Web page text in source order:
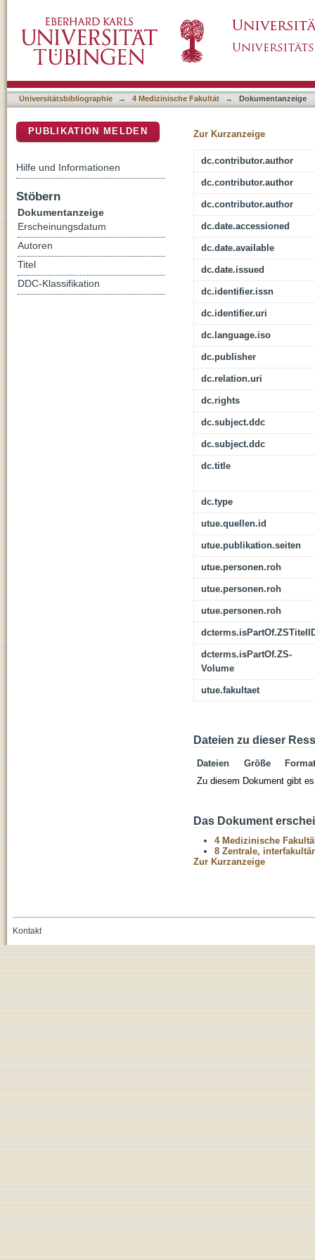
electric stimulation
Universitätsbibliographie → 4 Medizinische Fakultät → Dokumentanzeige
Zur Kurzanzeige
dc.contributor.author
dc.contributor.author
dc.contributor.author
dc.date.accessioned
dc.date.available
dc.date.issued
dc.identifier.issn
dc.identifier.uri
dc.language.iso
dc.publisher
dc.relation.uri
dc.rights
dc.subject.ddc
dc.subject.ddc
dc.title
dc.type
utue.quellen.id
utue.publikation.seiten
utue.personen.roh
utue.personen.roh
utue.personen.roh
dcterms.isPartOf.ZS-
Volume
utue.fakultaet
Dateien zu dieser
Dateien Größe
Format
Zu diesem Dokument gibt
Das Dokument
4 Medizinische
8 Zentrale,
Zur Kurzanzeige
PUBLIKATION MELDEN
Hilfe und Informationen
Stöbern
Dokumentanzeige
Erscheinungsdatum
Autoren
Titel
DDC-Klassifikation
Kontakt